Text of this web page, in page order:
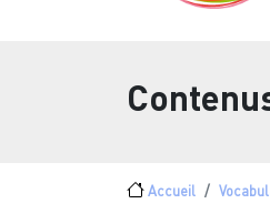
FilAccueil